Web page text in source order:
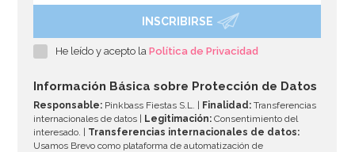
Set de 30 Cápsulas para Cupcakes Blancas - Pastkolor
AÑADIR
INSCRIBIRSE
He leído y acepto laPolítica de Privacidad
Información Básica sobre Protección de Datos
Responsable: Pinkbass Fiestas S.L. | Finalidad: Transferencias
internacionales de datos |
Legitimación: Consentimiento del
interesado. | Transferencias internacionales de datos:
Usamos Brevo como plataforma de automatización de